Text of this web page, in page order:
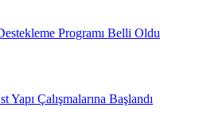
Programı Belli Oldu
Yapı Çalışmalarına Başlandı